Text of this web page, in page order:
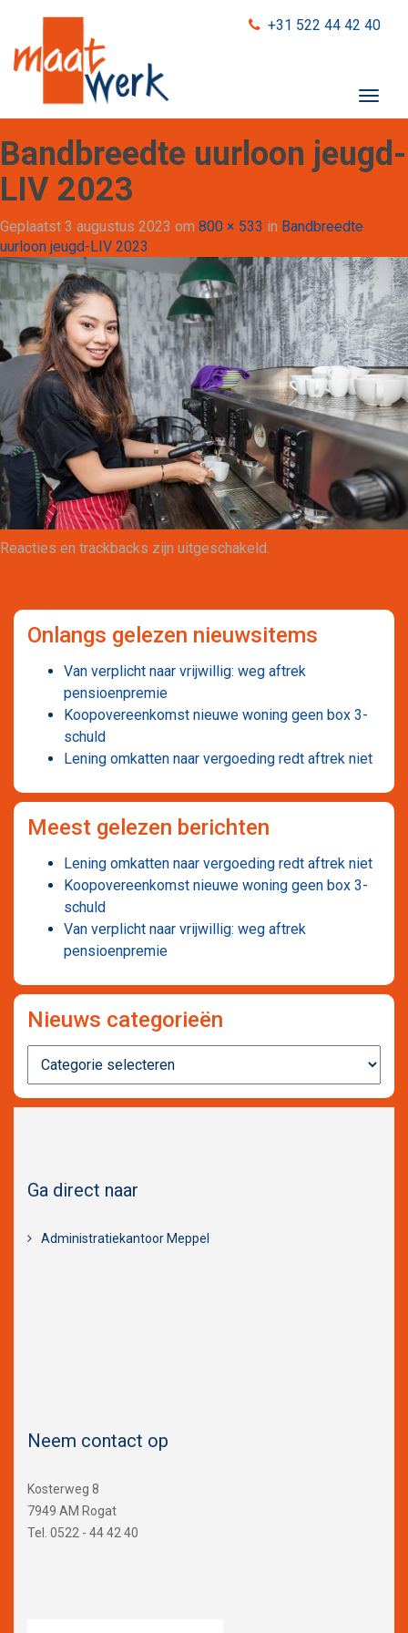
Maatwerk
+31 522 44 42 40
T
o
g
l
v
i
g
a
t
o
n
Bandbreedte uurloon jeugd-
LIV 2023
Geplaatst 3 augustus 2023 om 800 × 533 in Bandbreedte
uurloon jeugd-LIV 2023
Reacties en trackbacks zijn uitgeschakeld.
Onlangs gelezen nieuwsitems
Van verplicht naar vrijwillig: weg aftrek
pensioenpremie
Koopovereenkomst nieuwe woning geen box 3-
schuld
Lening omkatten naar vergoeding redt aftrek niet
Meest gelezen berichten
Lening omkatten naar vergoeding redt aftrek niet
Koopovereenkomst nieuwe woning geen box 3-
schuld
Van verplicht naar vrijwillig: weg aftrek
pensioenpremie
Nieuws categorieën
categorieën
Ga direct naar
Administratiekantoor Meppel
Neem contact op
Kosterweg 8
7949 AM Rogat
Tel. 0522 - 44 42 40